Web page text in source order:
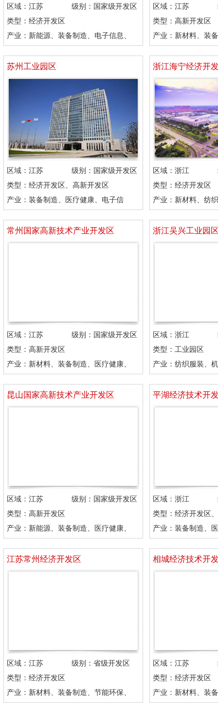
区域：江苏
级别：国家级开发区
类型：经济开发区
产业：新能源、装备制造、电子信息、
现代服务
区域：江苏
类型：高新开发区
产业：新材料、装
机械制造
苏州工业园区
区域：江苏
级别：国家级开发区
类型：经济开发区、高新开发区
产业：装备制造、医疗健康、电子信
息、机械制造
浙江海宁经济开
区域：浙江
类型：经济开发区
产业：新材料、纺
机械制造
常州国家高新技术产业开发区
区域：江苏
级别：国家级开发区
类型：高新开发区
产业：新材料、装备制造、医疗健康、
信息技术
浙江吴兴工业园
区域：浙江
类型：工业园区
产业：纺织服装、
材、电子电器
昆山国家高新技术产业开发区
区域：江苏
级别：国家级开发区
类型：高新开发区
产业：新能源、装备制造、医疗健康、
电子信息
平湖经济技术开
区域：浙江
类型：经济开发区
产业：装备制造、
品、机械制造
江苏常州经济开发区
区域：江苏
级别：省级开发区
类型：经济开发区
产业：新材料、装备制造、节能环保、
轨道交通
相城经济技术开
区域：江苏
类型：经济开发区
产业：新材料、装
人工智能